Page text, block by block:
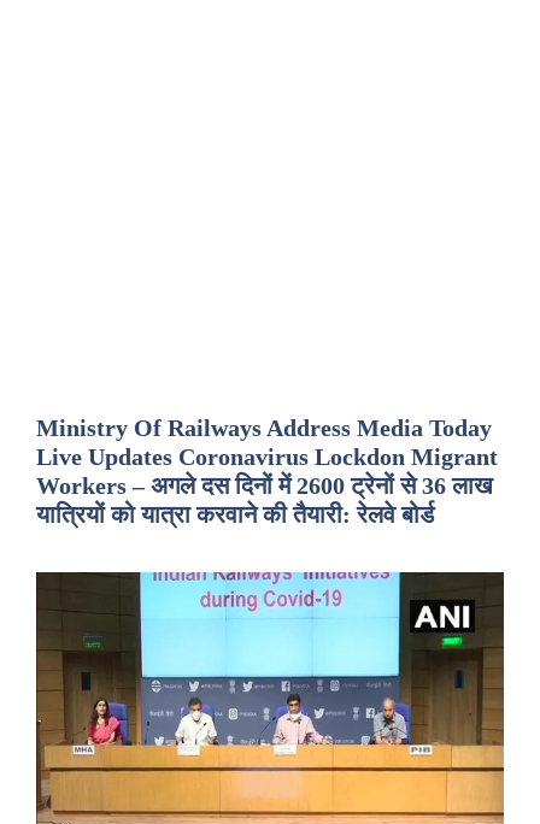
Ministry Of Railways Address Media Today
Live Updates Coronavirus Lockdon Migrant
Workers – अगले दस दिनों में 2600 ट्रेनों से 36 लाख
यात्रियों को यात्रा करवाने की तैयारी: रेलवे बोर्ड